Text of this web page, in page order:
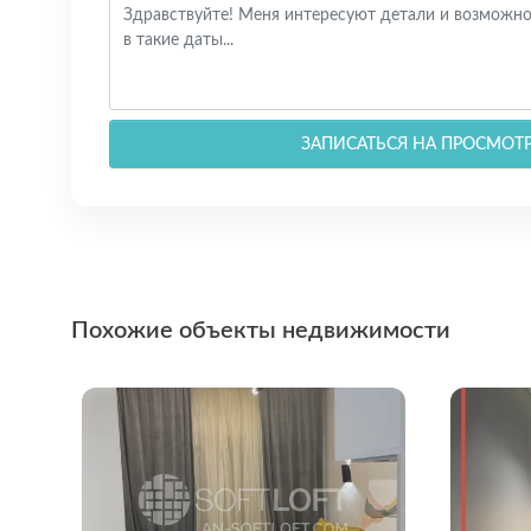
ЗАПИСАТЬСЯ НА
Похожие объекты недвижимости